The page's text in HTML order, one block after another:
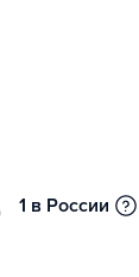
1 в России